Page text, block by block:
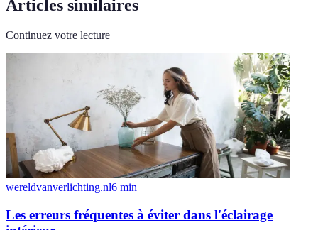
Articles similaires
Continuez votre lecture
wereldvanverlichting.nl6 min
Les erreurs fréquentes à éviter dans l'éclairage